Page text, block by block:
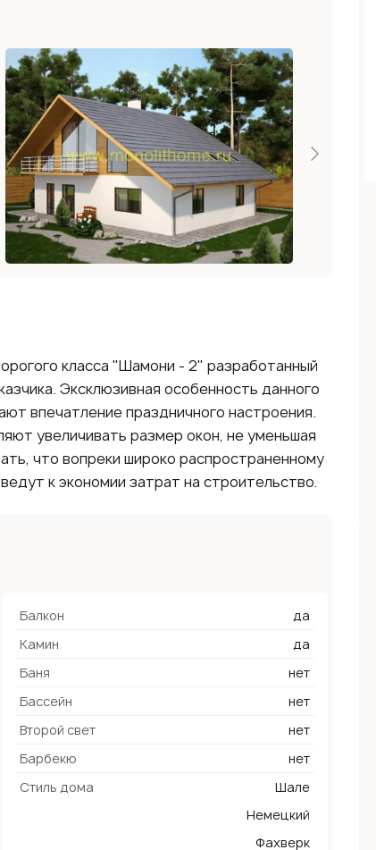
класса "Шамони - 2" разработанный
Эксклюзивная особенность данного
впечатление праздничного настроения.
увеличивать размер окон, не уменьшая
что вопреки широко распространенному
к экономии затрат на строительство.
Балкон
да
Камин
да
Баня
нет
Бассейн
нет
Второй свет
нет
Барбекю
нет
Стиль дома
Шале
Немецкий
Фахверк